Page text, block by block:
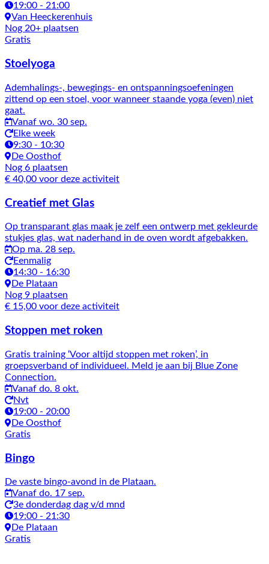
19:00 - 21:00
Van Heeckerenhuis
Nog 20+ plaatsen
Gratis
Stoelyoga
Ademhalings-, bewegings- en ontspanningsoefeningen
zittend op een stoel, voor wanneer staande yoga (even) niet
gaat.
Vanaf wo. 30 sep.
Elke week
9:30 - 10:30
De Oosthof
Nog 6 plaatsen
€ 40,00 voor deze activiteit
Creatief met Glas
Op transparant glas maak je zelf een ontwerp met gekleurde
stukjes glas, wat naderhand in de oven wordt afgebakken.
Op ma. 28 sep.
Eenmalig
14:30 - 16:30
De Plataan
Nog 9 plaatsen
€ 15,00 voor deze activiteit
Stoppen met roken
Gratis training ‘Voor altijd stoppen met roken’, in
groepsverband of individueel. Meld je aan bij Blue Zone
Connection.
Vanaf do. 8 okt.
Nvt
19:00 - 20:00
De Oosthof
Gratis
Bingo
De vaste bingo-avond in de Plataan.
Vanaf do. 17 sep.
3e donderdag dag v/d mnd
19:00 - 21:30
De Plataan
Gratis